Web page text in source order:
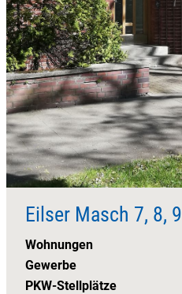
Eilser Masch 7, 8, 9
Wohnungen
Gewerbe
PKW-Stellplätze